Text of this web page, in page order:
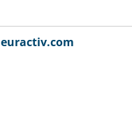
euractiv.com